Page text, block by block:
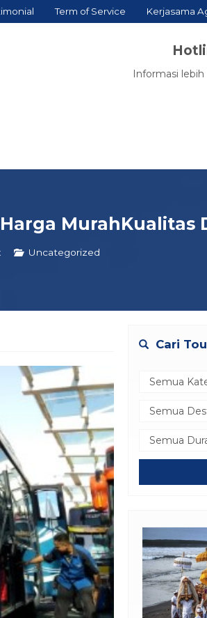
Term of Service Kerjasama
Informasi lebih
MurahKualitas
Uncategorized
Cari
Hotel